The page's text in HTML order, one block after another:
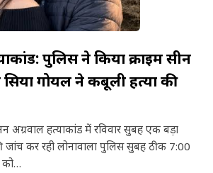
पुलिस ने किया क्राइम सीन
सिया गोयल ने कबूली हत्या की
अग्रवाल हत्याकांड में रविवार सुबह एक बड़ा
जांच कर रही लोनावाला पुलिस सुबह ठीक 7:00
को…